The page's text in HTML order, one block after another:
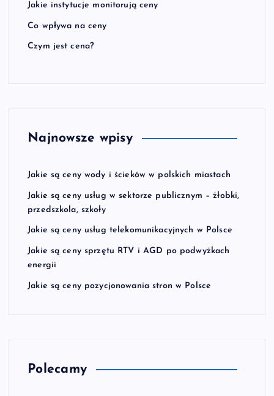
Jakie instytucje monitorują ceny
Co wpływa na ceny
Czym jest cena?
Najnowsze wpisy
Jakie są ceny wody i ścieków w polskich miastach
Jakie są ceny usług w sektorze publicznym – żłobki,
przedszkola, szkoły
Jakie są ceny usług telekomunikacyjnych w Polsce
Jakie są ceny sprzętu RTV i AGD po podwyżkach
energii
Jakie są ceny pozycjonowania stron w Polsce
Polecamy